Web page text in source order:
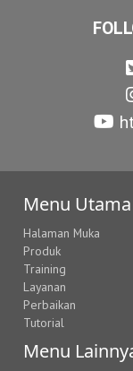
Menu Utama
Halaman Muka
Produk
Training
Layanan
Perbaikan
Tutorial
Menu